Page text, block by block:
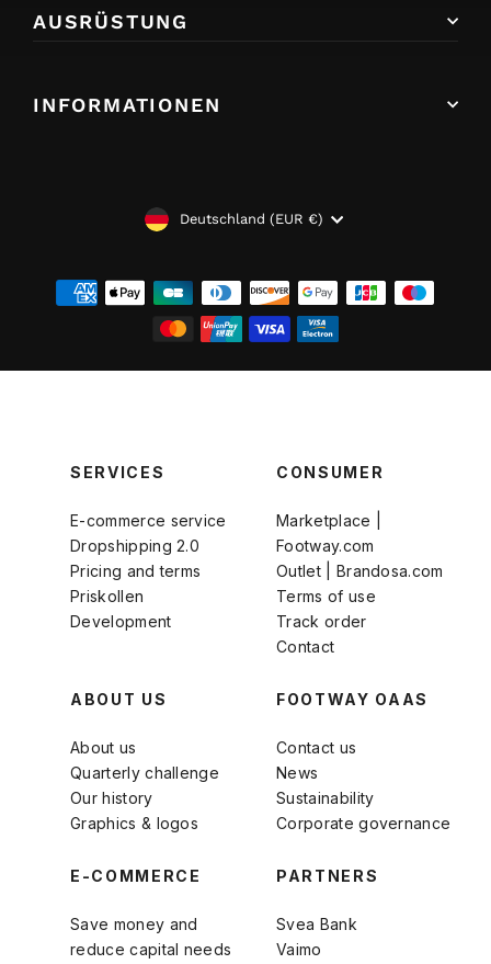
AUSRÜSTUNG
INFORMATIONEN
WÄHRUNG
Deutschland (EUR €)
SERVICES
E-commerce service
Dropshipping 2.0
Pricing and terms
Priskollen
Development
CONSUMER
Marketplace |
Footway.com
Outlet | Brandosa.com
Terms of use
Track order
Contact
ABOUT US
About us
Quarterly challenge
Our history
Graphics & logos
FOOTWAY OAAS
Contact us
News
Sustainability
Corporate governance
E-COMMERCE
Save money and
reduce capital needs
PARTNERS
Svea Bank
Vaimo